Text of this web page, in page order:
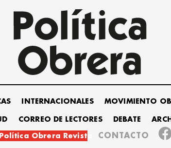
INTERNACIONALES MOVIMIENTO
CORREO DE LECTORES DEBATE
Política Obrera Revista CONTACTO